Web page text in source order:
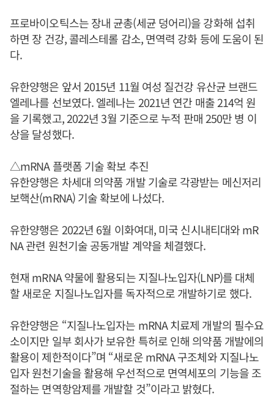
프로바이오틱스는 장내 균총(세균 덩어리)을 강화해 섭취
하면 장 건강, 콜레스테롤 감소, 면역력 강화 등에 도움이 된
다.
유한양행은 앞서 2015년 11월 여성 질건강 유산균 브랜드
엘레나를 선보였다. 엘레나는 2021년 연간 매출 214억 원
을 기록했고, 2022년 3월 기준으로 누적 판매 250만 병 이
상을 달성했다.
△mRNA 플랫폼 기술 확보 추진
유한양행은 차세대 의약품 개발 기술로 각광받는 메신저리
보핵산(mRNA) 기술 확보에 나섰다.
유한양행은 2022년 6월 이화여대, 미국 신시내티대와 mR
NA 관련 원천기술 공동개발 계약을 체결했다.
현재 mRNA 약물에 활용되는 지질나노입자(LNP)를 대체
할 새로운 지질나노입자를 독자적으로 개발하기로 했다.
유한양행은 “지질나노입자는 mRNA 치료제 개발의 필수요
소이지만 일부 회사가 보유한 특허로 인해 의약품 개발에의
활용이 제한적이다”며 “새로운 mRNA 구조체와 지질나노
입자 원천기술을 활용해 우선적으로 면역세포의 기능을 조
절하는 면역항암제를 개발할 것”이라고 밝혔다.